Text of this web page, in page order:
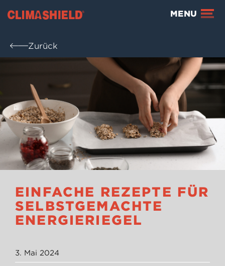
Climashield® MENU
Zurück
EINFACHE REZEPTE FÜR
SELBSTGEMACHTE
ENERGIERIEGEL
3. Mai 2024